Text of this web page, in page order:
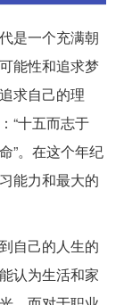
是一个充满朝
能性和追求梦
求自己的理
“十五而志于
”。在这个年纪
能力和最大的
自己的人生的
认为生活和家